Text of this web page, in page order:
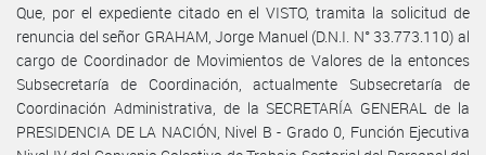
Que, por el expediente citado en el VISTO, tramita la solicitud de
renuncia del señor GRAHAM, Jorge Manuel (D.N.I. N° 33.773.110) al
cargo de Coordinador de Movimientos de Valores de la entonces
Subsecretaría de Coordinación, actualmente Subsecretaría de
Coordinación Administrativa, de la SECRETARÍA GENERAL de la
PRESIDENCIA DE LA NACIÓN, Nivel B - Grado 0, Función Ejecutiva